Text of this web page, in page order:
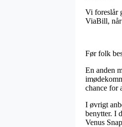
Vi foreslår
ViaBill, når
Før folk
En anden
chance for
I øvrigt
benytter. I
Venus